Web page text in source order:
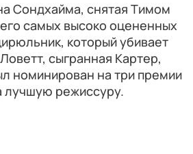
Сондхайма, снятая Тимом
самых высоко оцененных
который убивает
сыгранная Картер,
номинирован на три премии
лучшую режиссуру.